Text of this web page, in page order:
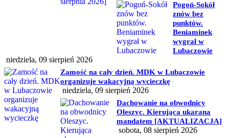
Pogoń-Sokół
znów bez
punktów.
Beniaminek
wygrał w
Lubaczowie
niedziela, 09 sierpień 2026
Zamość na cały dzień. MDK w Lubaczowie
organizuje wakacyjną wycieczkę
niedziela, 09 sierpień 2026
Dachowanie na obwodnicy
Oleszyc. Kierująca ukarana
mandatem [AKTUALIZACJA]
sobota, 08 sierpień 2026